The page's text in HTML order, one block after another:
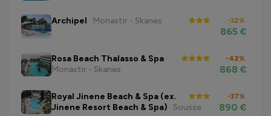
Archipel · Monastir - Skanes -32%
865 €
Rosa Beach Thalasso & Spa ·
Monastir - Skanes
-42%
868 €
Royal Jinene Beach & Spa (ex.
Jinene Resort Beach & Spa) · Sousse
-37%
890 €